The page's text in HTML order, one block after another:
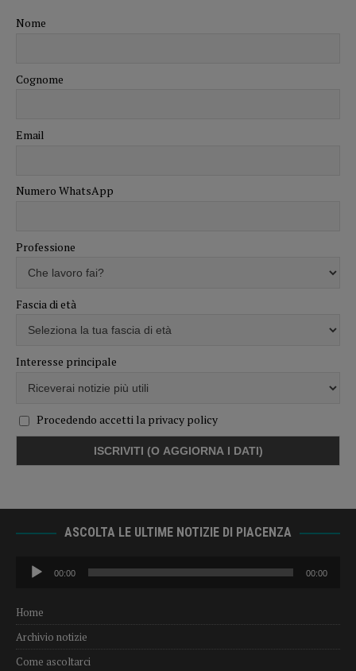
Nome
Cognome
Email
Numero WhatsApp
Professione
Fascia di età
Interesse principale
Procedendo accetti la privacy policy
ASCOLTA LE ULTIME NOTIZIE DI PIACENZA
Audio
Player
00:00 00:00
Home
Archivio notizie
Come ascoltarci